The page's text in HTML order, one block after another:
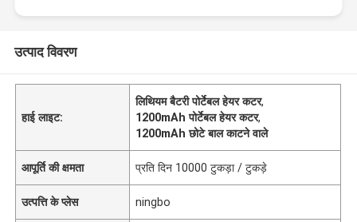
उत्पाद विवरण
हाई लाइट:
लिथियम बैटरी पोर्टेबल हेयर कटर,
1200mAh पोर्टेबल हेयर कटर,
1200mAh छोटे बाल काटने वाले
आपूर्ति की क्षमता प्रति दिन 10000 टुकड़ा / टुकड़े
उत्पत्ति के प्लेस ningbo